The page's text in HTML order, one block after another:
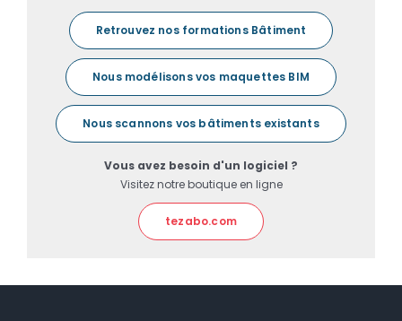
Retrouvez nos formations Bâtiment
Nous modélisons vos maquettes BIM
Nous scannons vos bâtiments existants
Vous avez besoin d'un logiciel ?
Visitez notre boutique en ligne
tezabo.com